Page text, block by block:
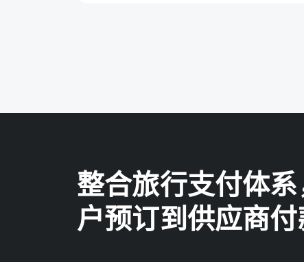
整合旅行支付体
户预订到供应商